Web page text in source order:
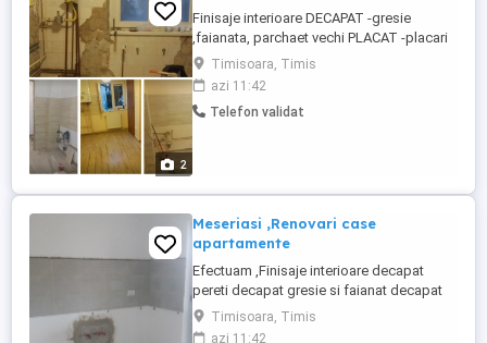
2
Finisaje interioare DECAPAT -gresie
,faianata, parchaet vechi PLACAT -placari
gresie si fainta -placari cu rigips carton
etc.. Montaj -Montaj usii,parchet laminat
Gletuit Sape Tinci etc..
Timisoara, Timis
azi 11:42
Telefon validat
Meseriasi ,Renovari case
apartamente
Efectuam ,Finisaje interioare decapat
pereti decapat gresie si faianat decapat
parchet vechi Gletuit zugrăveli Placat
Gresie si Faianta Montat parchet laminat
Timisoara, Timis
azi 11:42